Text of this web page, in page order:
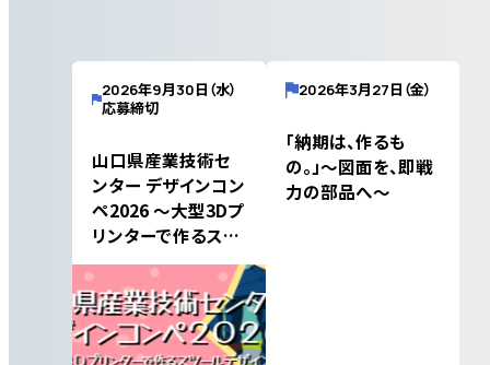
2026年9月30日（水）
応募締切
山口県産業技術セ
ンター デザインコン
ペ2026 ～大型3Dプ
リンターで作るスツ
ールデザイン～（テ
ーマ「楽」）
2026年3月27日（金）
「納期は、作るも
の。」～図面を、即戦
力の部品へ～